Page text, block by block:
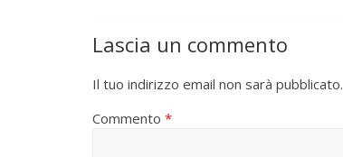
Lascia un commento
Il tuo indirizzo email non sarà pubblicato.
Commento *